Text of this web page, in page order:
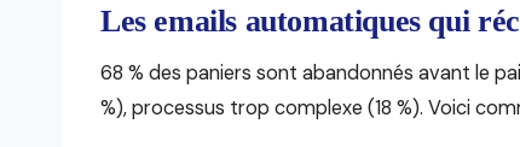
Les emails automatiques qui
68 % des paniers sont abandonnés avant le
%), processus trop complexe (18 %). Voici